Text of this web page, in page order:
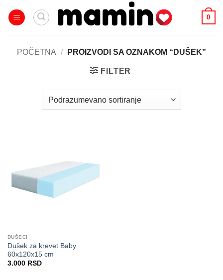
0
POČETNA / PROIZVODI SA OZNAKOM “DUŠEK”
FILTER
DUŠECI
Dušek za krevet Baby
60x120x15 cm
3.000 RSD